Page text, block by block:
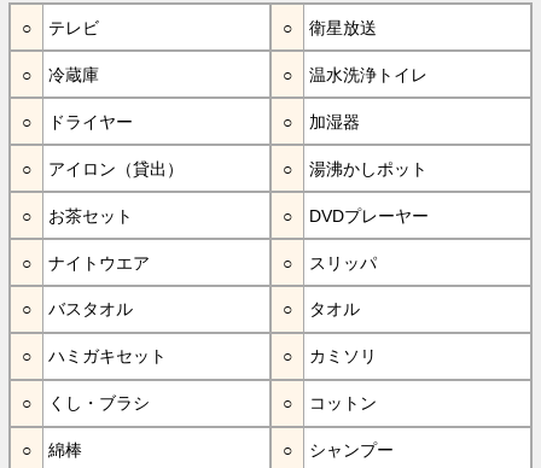
テレビ 衛星放送
冷蔵庫 温水洗浄トイレ
ドライヤー 加湿器
アイロン（貸出） 湯沸かしポット
お茶セット DVDプレーヤー
ナイトウエア スリッパ
バスタオル タオル
ハミガキセット カミソリ
くし・ブラシ コットン
綿棒 シャンプー